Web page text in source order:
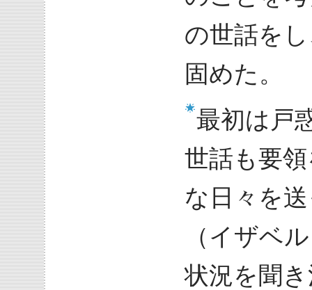
の世話を
固めた。
最初は戸
世話も要
な日々を
（イザベ
状況を聞